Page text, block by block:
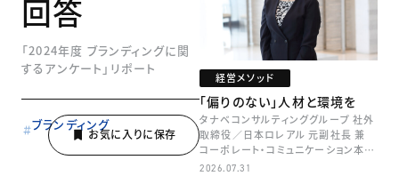
回答
「2024年度 ブランディングに関
するアンケート」リポート
ブランディング
経営メソッド
「偏りのない」人材と環境を
タナベコンサルティンググループ 社外
取締役／日本ロレアル 元副社長 兼
コーポレート・コミュニケーション本部
本部長／キャリアコンサルタント 井村
2026.07.31